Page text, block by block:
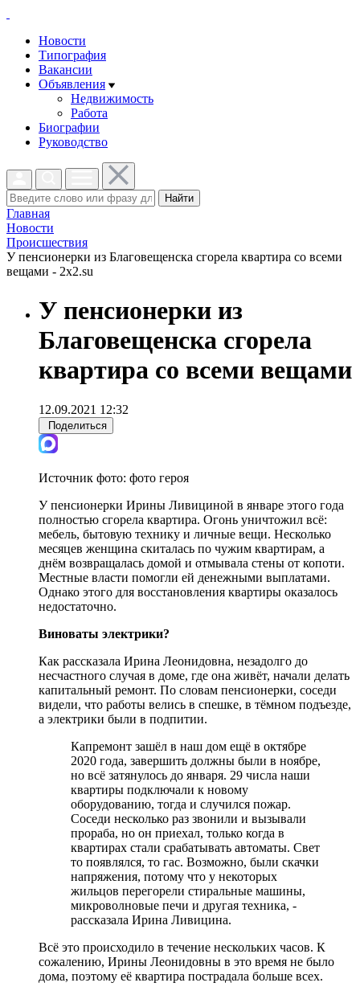
Новости
Типография
Вакансии
Объявления
Недвижимость
Работа
Биографии
Руководство
Найти
Главная
Новости
Проиcшествия
У пенсионерки из Благовещенска сгорела квартира со всеми
вещами - 2x2.su
У пенсионерки из
Благовещенска сгорела
квартира со всеми вещами
12.09.2021 12:32
Поделиться
Источник фото: фото героя
У пенсионерки Ирины Ливициной в январе этого года
полностью сгорела квартира. Огонь уничтожил всё:
мебель, бытовую технику и личные вещи. Несколько
месяцев женщина скиталась по чужим квартирам, а
днём возвращалась домой и отмывала стены от копоти.
Местные власти помогли ей денежными выплатами.
Однако этого для восстановления квартиры оказалось
недостаточно.
Виноваты электрики?
Как рассказала Ирина Леонидовна, незадолго до
несчастного случая в доме, где она живёт, начали делать
капитальный ремонт. По словам пенсионерки, соседи
видели, что работы велись в спешке, в тёмном подъезде,
а электрики были в подпитии.
Капремонт зашёл в наш дом ещё в октябре
2020 года, завершить должны были в ноябре,
но всё затянулось до января. 29 числа наши
квартиры подключали к новому
оборудованию, тогда и случился пожар.
Соседи несколько раз звонили и вызывали
прораба, но он приехал, только когда в
квартирах стали срабатывать автоматы. Свет
то появлялся, то гас. Возможно, были скачки
напряжения, потому что у некоторых
жильцов перегорели стиральные машины,
микроволновые печи и другая техника, -
рассказала Ирина Ливицина.
Всё это происходило в течение нескольких часов. К
сожалению, Ирины Леонидовны в это время не было
дома, поэтому её квартира пострадала больше всех.